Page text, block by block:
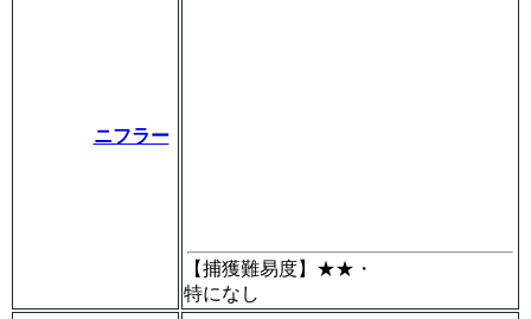
ニフラー
【捕獲難易度】 ★★・
特になし